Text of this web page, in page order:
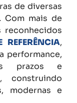
de diversas
Com mais de
reconhecidos
REFERÊNCIA,
performance,
prazos e
construindo
modernas e